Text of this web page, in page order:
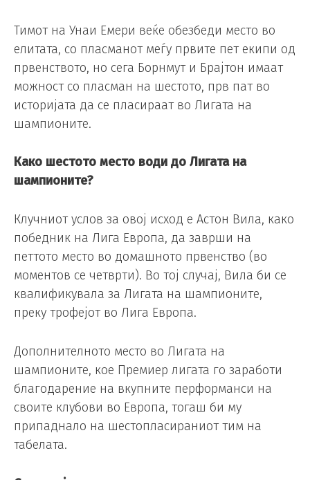
Тимот на Унаи Емери веќе обезбеди место во
елитата, со пласманот меѓу првите пет екипи од
првенството, но сега Борнмут и Брајтон имаат
можност со пласман на шестото, прв пат во
историјата да се пласираат во Лигата на
шампионите.
Како шестото место води до Лигата на
шампионите?
Клучниот услов за овој исход е Астон Вила, како
победник на Лига Европа, да заврши на
петтото место во домашното првенство (во
моментов се четврти). Во тој случај, Вила би се
квалификувала за Лигата на шампионите,
преку трофејот во Лига Европа.
Дополнителното место во Лигата на
шампионите, кое Премиер лигата го заработи
благодарение на вкупните перформанси на
своите клубови во Европа, тогаш би му
припаднало на шестопласираниот тим на
табелата.